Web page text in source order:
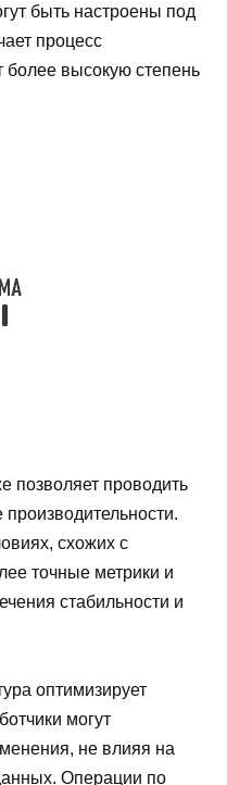
быть настроены под
процесс
более высокую степень
позволяет проводить
производительности.
схожих с
точные метрики и
стабильности и
оптимизирует
могут
не влияя на
Операции по